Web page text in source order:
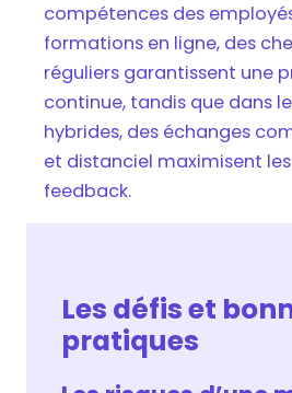
compétences des
formations en ligne, des
réguliers garantissent une
continue, tandis que dans
hybrides, des échanges
et distanciel maximisent
feedback.
Les défis et
pratiques